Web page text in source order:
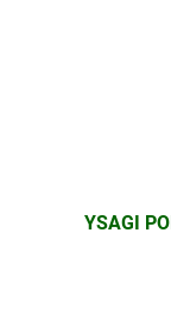
YSAGI